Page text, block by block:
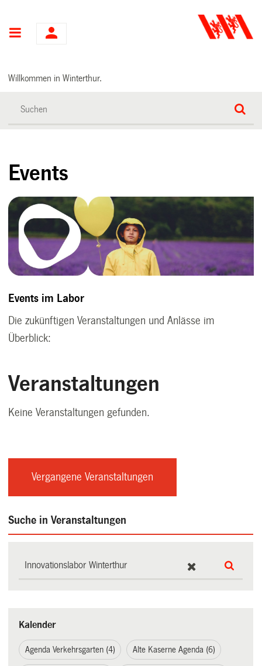
Hauptnavigation
Willkommen in Winterthur.
Events
Events im Labor
Die zukünftigen Veranstaltungen und Anlässe im
Überblick: